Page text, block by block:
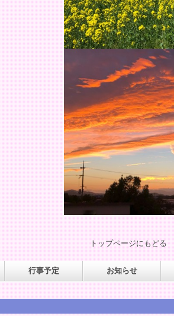
トップページにもどる
行事予定 お知らせ